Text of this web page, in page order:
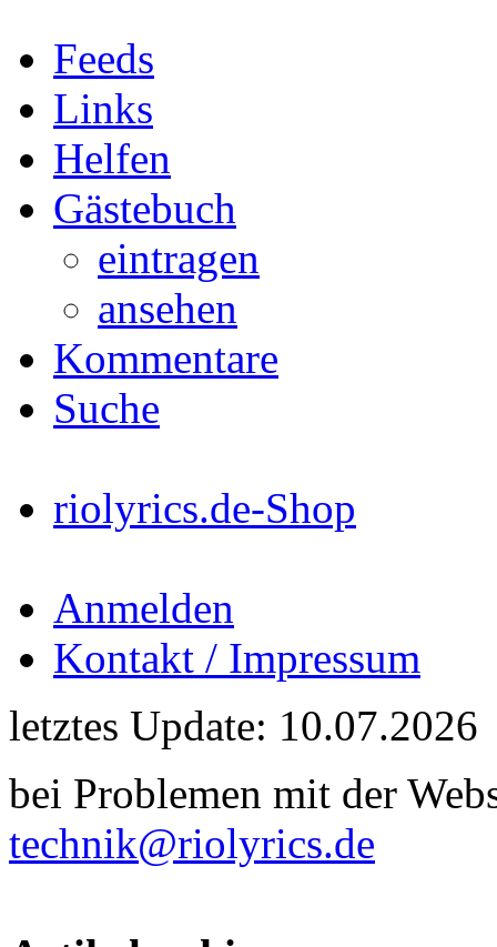
Feeds
Links
Helfen
Gästebuch
eintragen
ansehen
Kommentare
Suche
riolyrics.de-Shop
Anmelden
Kontakt / Impressum
letztes Update: 10.07.2026
bei Problemen mit der
technik@riolyrics.de